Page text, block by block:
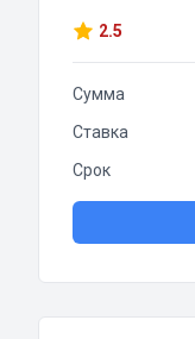
2.5
Сумма
Ставка
Срок